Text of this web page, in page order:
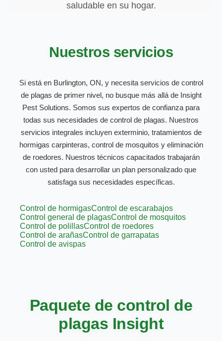
saludable en su hogar.
Nuestros servicios
Si está en Burlington, ON, y necesita servicios de control
de plagas de primer nivel, no busque más allá de Insight
Pest Solutions. Somos sus expertos de confianza para
todas sus necesidades de control de plagas. Nuestros
servicios integrales incluyen exterminio, tratamientos de
hormigas carpinteras, control de mosquitos y eliminación
de roedores. Nuestros técnicos capacitados trabajarán
con usted para desarrollar un plan personalizado que
satisfaga sus necesidades específicas.
Control de hormigasControl de escarabajos
Control general de plagasControl de mosquitos
Control de polillasControl de roedores
Control de arañasControl de garrapatas
Control de avispas
Paquete de control de
plagas Insight